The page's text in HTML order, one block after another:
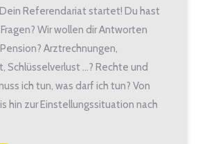
Referendariat startet! Du hast
Wir wollen dir Antworten
Arztrechnungen,
…? Rechte und
ich tun, was darf ich tun? Von
hin zur Einstellungssituation nach